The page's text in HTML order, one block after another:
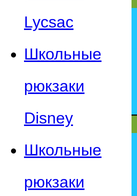
Lycsac
Школьные
рюкзаки
Disney
Школьные
рюкзаки